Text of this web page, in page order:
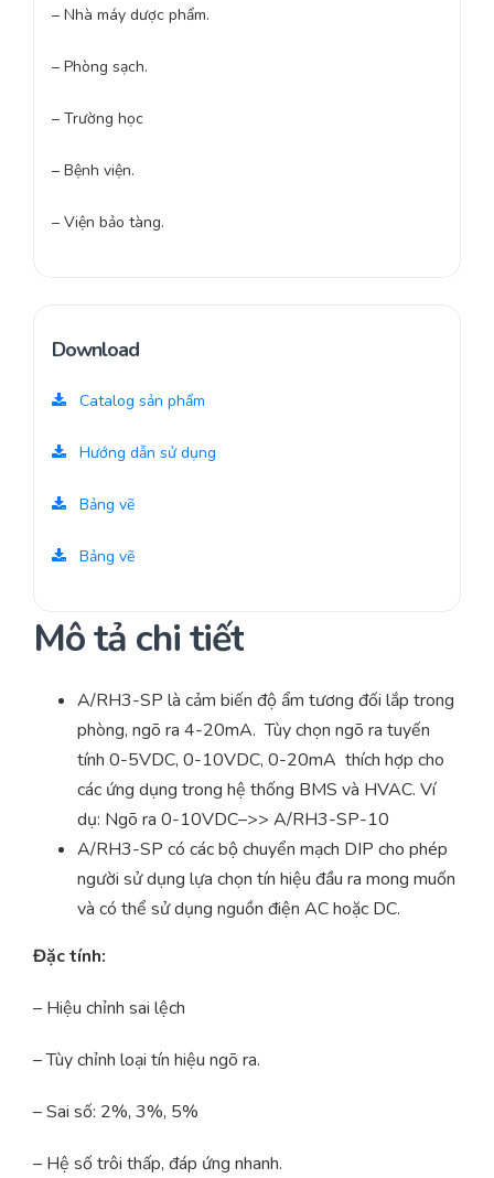
– Nhà máy dược phẩm.
– Phòng sạch.
– Trường học
– Bệnh viện.
– Viện bảo tàng.
Download
Catalog sản phẩm
Hướng dẫn sử dụng
Bảng vẽ
Bảng vẽ
Mô tả chi tiết
A/RH3-SP là cảm biến độ ẩm tương đối lắp trong
phòng, ngõ ra 4-20mA. Tùy chọn ngõ ra tuyến
tính 0-5VDC, 0-10VDC, 0-20mA thích hợp cho
các ứng dụng trong hệ thống BMS và HVAC. Ví
dụ: Ngõ ra 0-10VDC–>> A/RH3-SP-10
A/RH3-SP có các bộ chuyển mạch DIP cho phép
người sử dụng lựa chọn tín hiệu đầu ra mong muốn
và có thể sử dụng nguồn điện AC hoặc DC.
Đặc tính:
– Hiệu chỉnh sai lệch
– Tùy chỉnh loại tín hiệu ngõ ra.
– Sai số: 2%, 3%, 5%
– Hệ số trôi thấp, đáp ứng nhanh.